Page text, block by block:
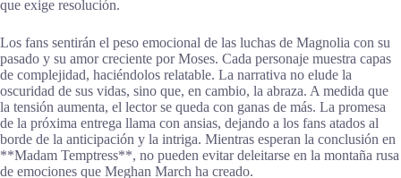
que exige resolución.
Los fans sentirán el peso emocional de las luchas de Magnolia con su
pasado y su amor creciente por Moses. Cada personaje muestra capas
de complejidad, haciéndolos relatable. La narrativa no elude la
oscuridad de sus vidas, sino que, en cambio, la abraza. A medida que
la tensión aumenta, el lector se queda con ganas de más. La promesa
de la próxima entrega llama con ansias, dejando a los fans atados al
borde de la anticipación y la intriga. Mientras esperan la conclusión en
**Madam Temptress**, no pueden evitar deleitarse en la montaña rusa
de emociones que Meghan March ha creado.